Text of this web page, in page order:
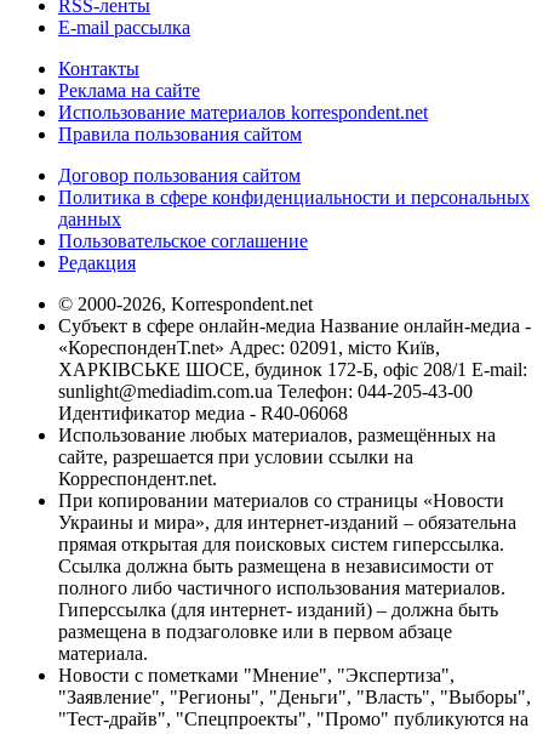
RSS-ленты
E-mail рассылка
Контакты
Реклама на сайте
Использование материалов korrespondent.net
Правила пользования сайтом
Договор пользования сайтом
Политика в сфере конфиденциальности и персональных
данных
Пользовательское соглашение
Редакция
© 2000-2026, Korrespondent.net
Субъект в сфере онлайн-медиа Название онлайн-медиа -
«КореспонденТ.net» Адрес: 02091, місто Київ,
ХАРКІВСЬКЕ ШОСЕ, будинок 172-Б, офіс 208/1 E-mail:
sunlight@mediadim.com.ua Телефон: 044-205-43-00
Идентификатор медиа - R40-06068
Использование любых материалов, размещённых на
сайте, разрешается при условии ссылки на
Корреспондент.net.
При копировании материалов со страницы «Новости
Украины и мира», для интернет-изданий – обязательна
прямая открытая для поисковых систем гиперссылка.
Ссылка должна быть размещена в независимости от
полного либо частичного использования материалов.
Гиперссылка (для интернет- изданий) – должна быть
размещена в подзаголовке или в первом абзаце
материала.
Новости с пометками "Мнение", "Экспертиза",
"Заявление", "Регионы", "Деньги", "Власть", "Выборы",
"Тест-драйв", "Спецпроекты", "Промо" публикуются на